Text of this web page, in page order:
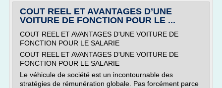
COUT REEL ET AVANTAGES D’UNE
VOITURE DE FONCTION POUR LE ...
COUT REEL ET AVANTAGES D'UNE VOITURE DE
FONCTION POUR LE SALARIE
COUT REEL ET AVANTAGES D'UNE VOITURE DE
FONCTION POUR LE SALARIE
Le véhicule de société est un incontournable des
stratégies de rémunération globale. Pas forcément parce